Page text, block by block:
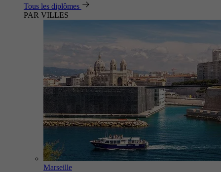
Tous les diplômes
PAR VILLES
Marseille